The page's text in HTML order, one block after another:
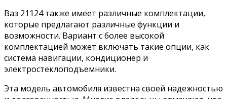
Ваз 21124 также имеет различные комплектации,
которые предлагают различные функции и
возможности. Вариант с более высокой
комплектацией может включать такие опции, как
система навигации, кондиционер и
электростеклоподъемники.
Эта модель автомобиля известна своей надежностью